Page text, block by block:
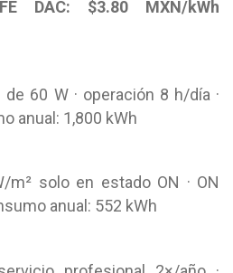
DAC: $3.80 MXN/kWh
60 W · operación 8 h/día ·
anual: 1,800 kWh
m² solo en estado ON · ON
anual: 552 kWh